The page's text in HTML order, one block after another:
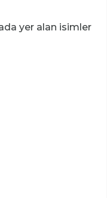
yer alan isimler